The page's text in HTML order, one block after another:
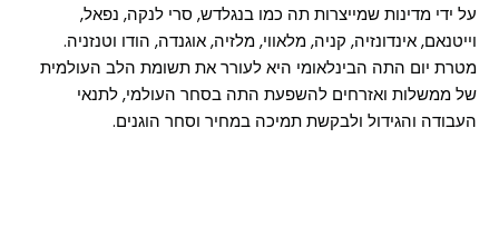
על ידי מדינות שמייצרות תה כמו בנגלדש, סרי לנקה, נפאל,
וייטנאם, אינדונזיה, קניה, מלאווי, מלזיה, אוגנדה, הודו וטנזניה.
מטרת יום התה הבינלאומי היא לעורר את תשומת הלב העולמית
של ממשלות ואזרחים להשפעת התה בסחר העולמי, לתנאי
העבודה והגידול ולבקשת תמיכה במחיר וסחר הוגנים.